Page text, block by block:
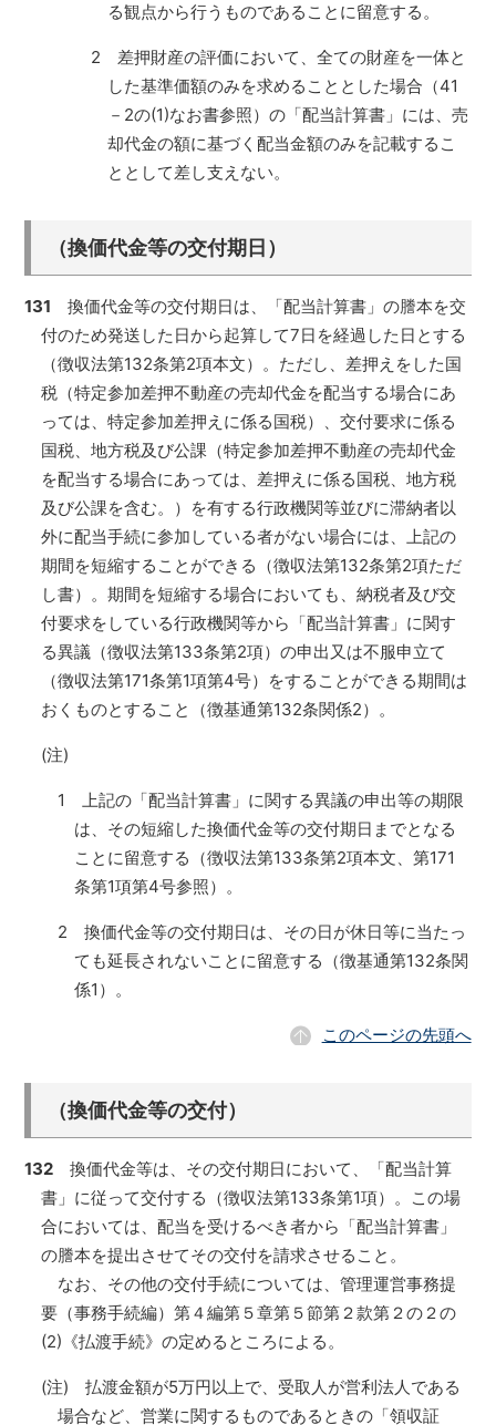
る観点から行うものであることに留意する。
2 差押財産の評価において、全ての財産を一体と
した基準価額のみを求めることとした場合（41
－2の(1)なお書参照）の「配当計算書」には、売
却代金の額に基づく配当金額のみを記載するこ
ととして差し支えない。
（換価代金等の交付期日）
131 換価代金等の交付期日は、「配当計算書」の謄本を交
付のため発送した日から起算して7日を経過した日とする
（徴収法第132条第2項本文）。ただし、差押えをした国
税（特定参加差押不動産の売却代金を配当する場合にあ
っては、特定参加差押えに係る国税）、交付要求に係る
国税、地方税及び公課（特定参加差押不動産の売却代金
を配当する場合にあっては、差押えに係る国税、地方税
及び公課を含む。）を有する行政機関等並びに滞納者以
外に配当手続に参加している者がない場合には、上記の
期間を短縮することができる（徴収法第132条第2項ただ
し書）。期間を短縮する場合においても、納税者及び交
付要求をしている行政機関等から「配当計算書」に関す
る異議（徴収法第133条第2項）の申出又は不服申立て
（徴収法第171条第1項第4号）をすることができる期間は
おくものとすること（徴基通第132条関係2）。
(注)
1 上記の「配当計算書」に関する異議の申出等の期限
は、その短縮した換価代金等の交付期日までとなる
ことに留意する（徴収法第133条第2項本文、第171
条第1項第4号参照）。
2 換価代金等の交付期日は、その日が休日等に当たっ
ても延長されないことに留意する（徴基通第132条関
係1）。
このページの先頭へ
（換価代金等の交付）
132 換価代金等は、その交付期日において、「配当計算
書」に従って交付する（徴収法第133条第1項）。この場
合においては、配当を受けるべき者から「配当計算書」
の謄本を提出させてその交付を請求させること。
なお、その他の交付手続については、管理運営事務提
要（事務手続編）第４編第５章第５節第２款第２の２の
(2)《払渡手続》の定めるところによる。
(注) 払渡金額が5万円以上で、受取人が営利法人である
場合など、営業に関するものであるときの「領収証